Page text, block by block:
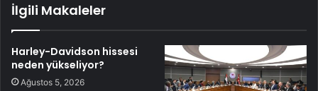
İlgili Makaleler
Harley-Davidson hissesi
neden yükseliyor?
Ağustos 5, 2026